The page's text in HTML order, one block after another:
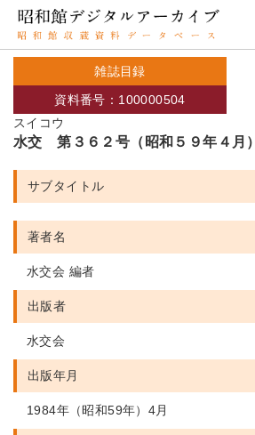
雑誌目録
スイコウ
資料番号：100000504
水交 第３６２号（昭和５９年４月）
サブタイトル
著者名
水交会 編者
出版者
水交会
出版年月
1984年（昭和59年）4月